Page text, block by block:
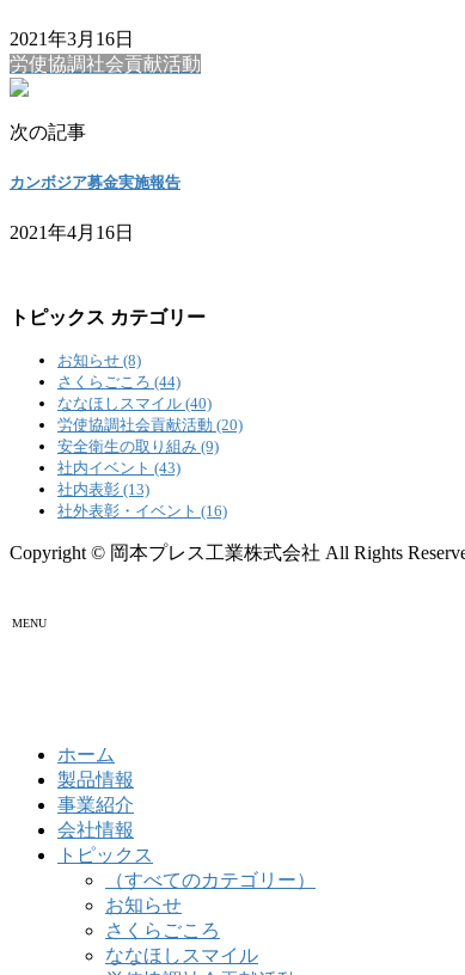
2021年3月16日
労使協調社会貢献活動
次の記事
カンボジア募金実施報告
2021年4月16日
トピックス カテゴリー
お知らせ (8)
さくらごころ (44)
ななほしスマイル (40)
労使協調社会貢献活動 (20)
安全衛生の取り組み (9)
社内イベント (43)
社内表彰 (13)
社外表彰・イベント (16)
Copyright © 岡本プレス工業株式会社 All Rights
MENU
ホーム
製品情報
事業紹介
会社情報
トピックス
（すべてのカテゴリー）
お知らせ
さくらごころ
ななほしスマイル